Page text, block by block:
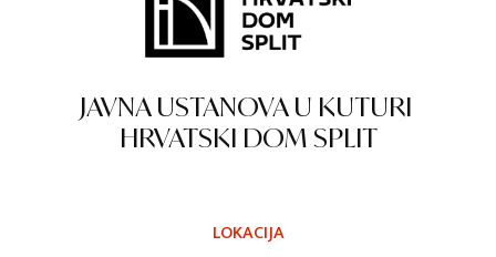
JAVNA USTANOVA U KUTURI
HRVATSKI DOM SPLIT
LOKACIJA